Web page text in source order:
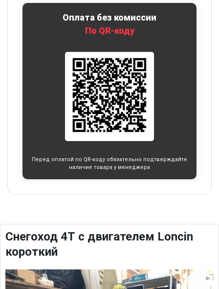
Оплата без комиссии
По QR-коду
Перед оплатой по QR-коду обязательно подтверждайте
наличие товара у менеджера
Снегоход 4Т с двигателем Loncin
короткий